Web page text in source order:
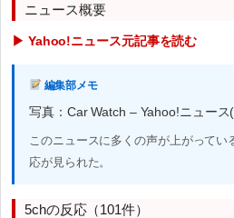
ニュース概要
▶ Yahoo!ニュース元記事を読む
編集部メモ
写真：Car Watch – Yahoo!ニュース
このニュースに多くの声が上がってい
応が見られた。
5chの反応（101件）